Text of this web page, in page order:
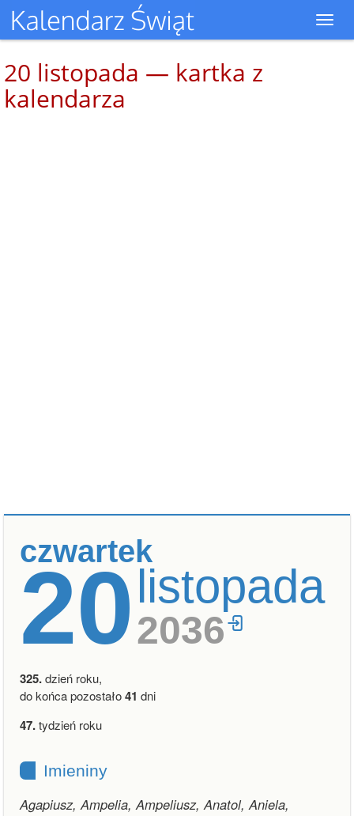
20 listopada — kartka z
kalendarza
czwartek
20listopada
2036
325.dzień roku,
do końca pozostało41 dni
47.tydzień roku
Imieniny
Agapiusz, Ampelia, Ampeliusz, Anatol, Aniela,